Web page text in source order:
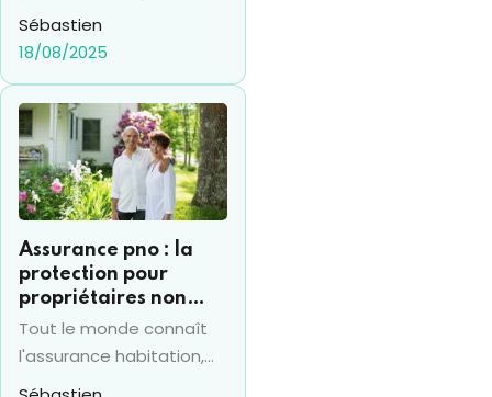
l'assurance emprunteur
occupe toujours une
qui empruntent. Par
ailleurs, les
établissements
bancaires l'imposent
accorder un crédit. La
notion de “quotité
d'assurance” devient
Sébastien
18/08/2025
Assurance pno : la
protection pour
propriétaires non
occupants
Tout le monde connaît
l'assurance habitation,
d'autant qu'elle est